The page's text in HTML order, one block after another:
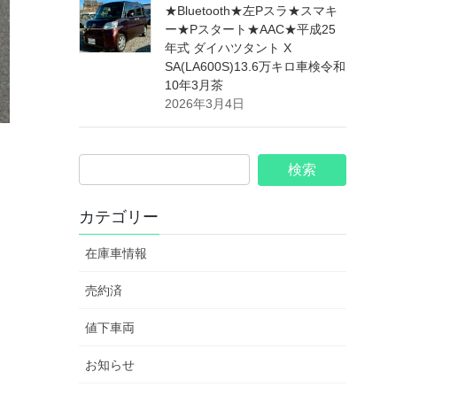
★Bluetooth★左Pスラ★スマキ
ー★Pスタート★AAC★平成25
年式 ダイハツタント X
SA(LA600S)13.6万キロ車検令和
10年3月茶
2026年3月4日
カテゴリー
在庫車情報
売約済
値下車両
お知らせ